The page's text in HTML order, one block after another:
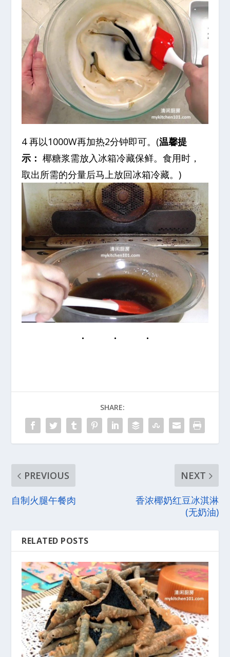
4 再以1000W再加热2分钟即可。(温馨提
示：椰糖浆需放入冰箱冷藏保鲜。食用时，
取出所需的分量后马上放回冰箱冷藏。)
SHARE:
PREVIOUS
自制火腿午餐肉
NEXT
香浓椰奶红豆冰淇淋
(无奶油)
RELATED POSTS